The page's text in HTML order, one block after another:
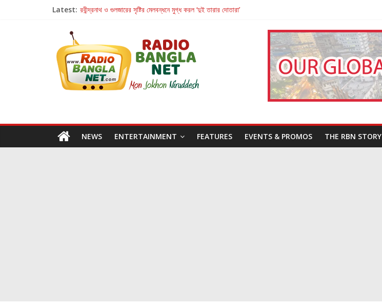
Latest: রবীন্দ্রনাথ ও গুলজারের সৃষ্টির মেলবন্ধনে মুগ্ধ করল ‘দুই তারার দোতারা’
Retribution: A Thought-Provoking Short Film That Challenges Our Understanding of Justice
হাওয়া বদলের টলিউডে ‘তুমি এলে তাই’
NEWS ENTERTAINMENT FEATURES EVENTS & PROMOS THE RBN STORY